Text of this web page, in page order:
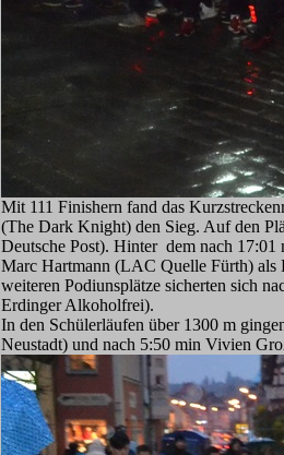
Mit 111 Finishern fand das
(The Dark Knight) den Sieg. Auf den
Deutsche Post). Hinter dem nach
Marc Hartmann (LAC Quelle Fürth) als
weiteren Podiunsplätze sicherten sich
Erdinger Alkoholfrei).
In den Schülerläufen über 1300 m
Neustadt) und nach 5:50 min Vivien